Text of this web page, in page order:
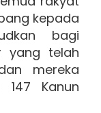
kepada
bagi
yang telah
mereka
Kanun